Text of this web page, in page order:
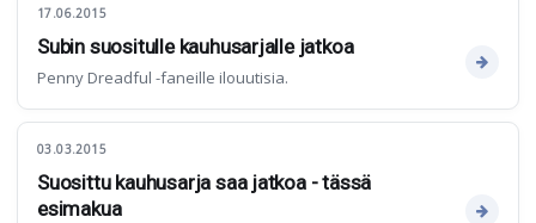
17.06.2015
Subin suositulle kauhusarjalle jatkoa
Penny Dreadful -faneille ilouutisia.
03.03.2015
Suosittu kauhusarja saa jatkoa - tässä
esimakua